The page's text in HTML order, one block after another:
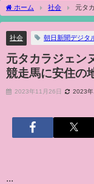
ホーム 社会
元タ
の地を
社会 朝日新聞デジタ
元タカラジェン
競走馬に安住の
2023年11月26日 2023年
...